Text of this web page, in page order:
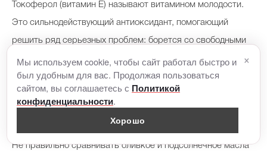
Токоферол (витамин Е) называют витамином молодости.
Это сильнодействующий антиоксидант, помогающий
решить ряд серьезных проблем: борется со свободными
радикалами, поддерживает молодость кожи, красоту
ногтей и волос. Содержание витамина Е на 100 г в
оливковом масле – 12 мг, в подсолнечном масле – 40-60
Не правильно сравнивать оливкое и подсолнечное масла
Мы используем cookie, чтобы сайт работал быстро и
был удобным для вас. Продолжая пользоваться
сайтом, вы соглашаетесь с Политикой
конфиденциальности.
Хорошо
×